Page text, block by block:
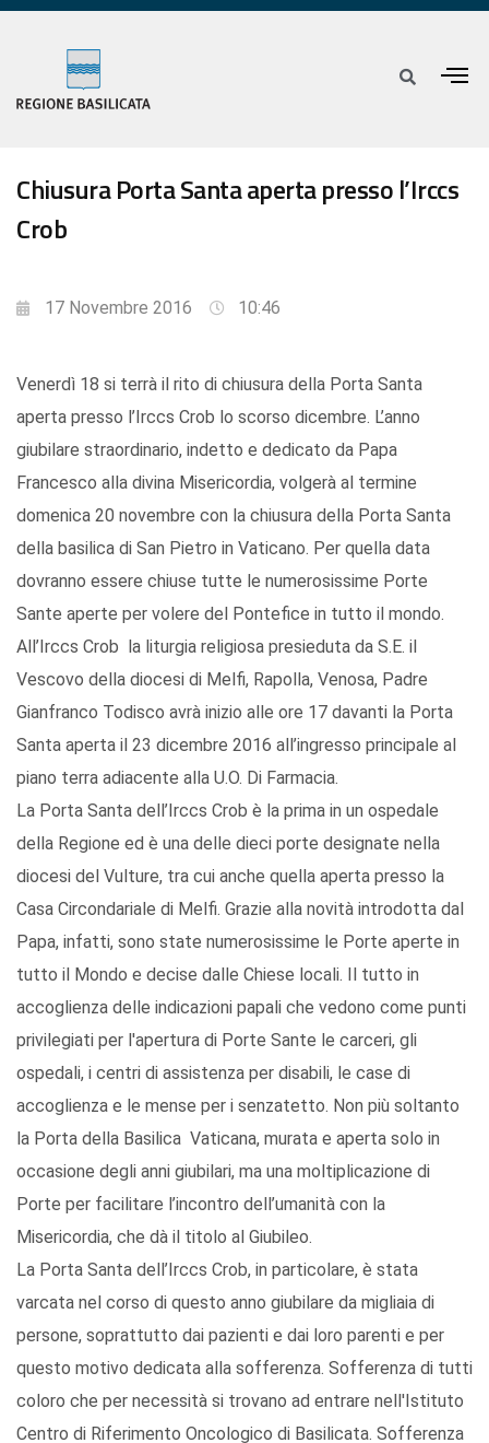
Chiusura Porta Santa aperta presso l’Irccs
Crob
17 Novembre 2016 10:46
Venerdì 18 si terrà il rito di chiusura della Porta Santa
aperta presso l’Irccs Crob lo scorso dicembre. L’anno
giubilare straordinario, indetto e dedicato da Papa
Francesco alla divina Misericordia, volgerà al termine
domenica 20 novembre con la chiusura della Porta Santa
della basilica di San Pietro in Vaticano. Per quella data
dovranno essere chiuse tutte le numerosissime Porte
Sante aperte per volere del Pontefice in tutto il mondo.
All’Irccs Crob la liturgia religiosa presieduta da S.E. il
Vescovo della diocesi di Melfi, Rapolla, Venosa, Padre
Gianfranco Todisco avrà inizio alle ore 17 davanti la Porta
Santa aperta il 23 dicembre 2016 all’ingresso principale al
piano terra adiacente alla U.O. Di Farmacia.
La Porta Santa dell’Irccs Crob è la prima in un ospedale
della Regione ed è una delle dieci porte designate nella
diocesi del Vulture, tra cui anche quella aperta presso la
Casa Circondariale di Melfi. Grazie alla novità introdotta dal
Papa, infatti, sono state numerosissime le Porte aperte in
tutto il Mondo e decise dalle Chiese locali. Il tutto in
accoglienza delle indicazioni papali che vedono come punti
privilegiati per l'apertura di Porte Sante le carceri, gli
ospedali, i centri di assistenza per disabili, le case di
accoglienza e le mense per i senzatetto. Non più soltanto
la Porta della Basilica Vaticana, murata e aperta solo in
occasione degli anni giubilari, ma una moltiplicazione di
Porte per facilitare l’incontro dell’umanità con la
Misericordia, che dà il titolo al Giubileo.
La Porta Santa dell’Irccs Crob, in particolare, è stata
varcata nel corso di questo anno giubilare da migliaia di
persone, soprattutto dai pazienti e dai loro parenti e per
questo motivo dedicata alla sofferenza. Sofferenza di tutti
coloro che per necessità si trovano ad entrare nell'Istituto
Centro di Riferimento Oncologico di Basilicata. Sofferenza